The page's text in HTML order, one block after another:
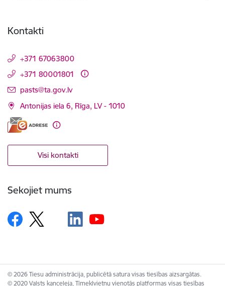
Kontakti
+371 67063800
+371 80001801
E-pasts:
pasts@ta.gov.lv
Antonijas iela 6, Rīga, LV - 1010
Visi kontakti
Sekojiet mums
© 2026 Tiesu administrācija, publicētā satura visas tiesības aizsargātas.
© 2020 Valsts kanceleja, Tīmekļvietņu vienotās platformas visas tiesības